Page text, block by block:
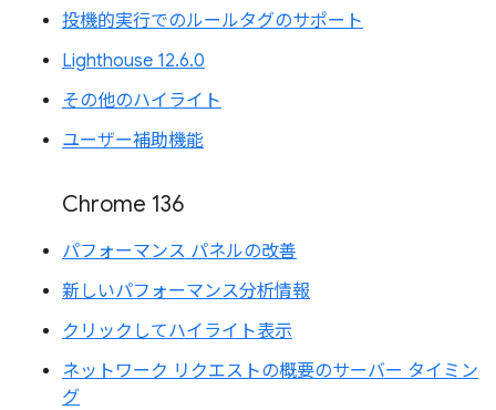
投機的実行でのルールタグのサポート
Lighthouse 12.6.0
その他のハイライト
ユーザー補助機能
Chrome 136
パフォーマンス パネルの改善
新しいパフォーマンス分析情報
クリックしてハイライト表示
ネットワーク リクエストの概要のサーバー タイミン
グ